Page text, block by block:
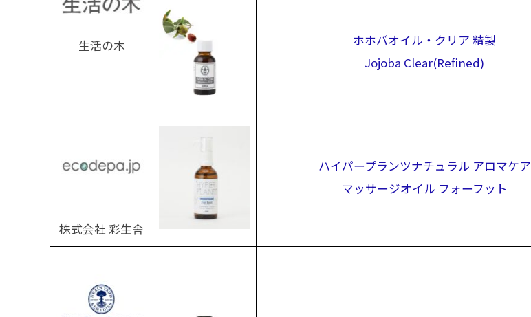
生活の木
ホホバオイル・クリア 精製
Jojoba Clear(Refined)
株式会社 彩生舎
ハイパープランツナチュラル アロマケア
マッサージオイル フォーフット